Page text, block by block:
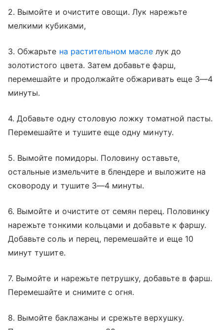
2. Вымойте и очистите овощи. Лук нарежьте
мелкими кубиками,
3. Обжарьте на растительном маслелук до
золотистого цвета. Затем добавьте фарш,
перемешайте и продолжайте обжаривать еще 3—4
минуты.
4. Добавьте одну столовую ложку томатной пасты.
Перемешайте и тушите еще одну минуту.
5. Вымойте помидоры. Половину оставьте,
остальные измельчите в блендере и выложите на
сковороду и тушите 3—4 минуты.
6. Вымойте и очистите от семян перец. Половинку
нарежьте тонкими кольцами и добавьте к фаршу.
Добавьте соль и перец, перемешайте и еще 10
минут тушите.
7. Вымойте и нарежьте петрушку, добавьте в фарш.
Перемешайте и снимите с огня.
8. Вымойте баклажаны и срежьте верхушку.